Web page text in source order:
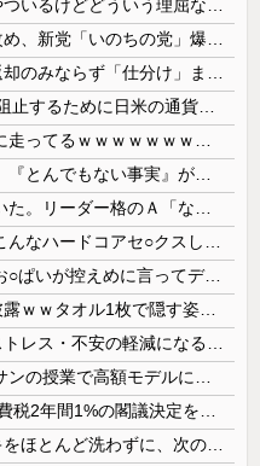
【画像】 隣で居眠りしてる女のお○ぱいが控えめに言ってデカいｗｗｗ